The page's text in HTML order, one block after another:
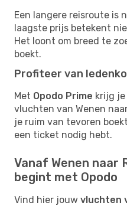
Een langere reisroute is
laagste prijs betekent
Het loont om breed te
boekt.
Profiteer van
Met Opodo Prime krijg
vluchten van Wenen
je ruim van tevoren
een ticket nodig hebt.
Vanaf Wenen naar
begint met Opodo
Vind hier jouw vluchten